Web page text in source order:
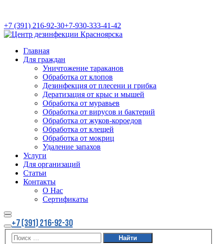
+7 (391) 216-92-30+7-930-333-41-42
Главная
Для граждан
Уничтожение тараканов
Обработка от клопов
Дезинфекция от плесени и грибка
Дератизация от крыс и мышей
Обработка от муравьев
Обработка от вирусов и бактерий
Обработка от жуков-короедов
Обработка от клещей
Обработка от мокриц
Удаление запахов
Услуги
Для организаций
Статьи
Контакты
О Нас
Сертификаты
Найти
Больше
информации
Главное
меню
+7 (391) 216-92-30